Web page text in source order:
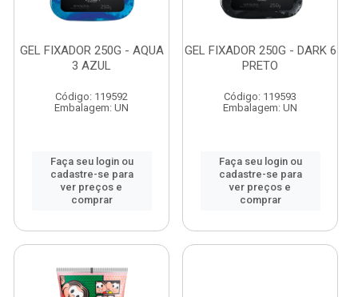
GEL FIXADOR 250G - AQUA
3 AZUL
Código: 119592
Embalagem: UN
Faça seu login ou
cadastre-se para
ver preços e
comprar
GEL FIXADOR 250G - DARK 6
PRETO
Código: 119593
Embalagem: UN
Faça seu login ou
cadastre-se para
ver preços e
comprar